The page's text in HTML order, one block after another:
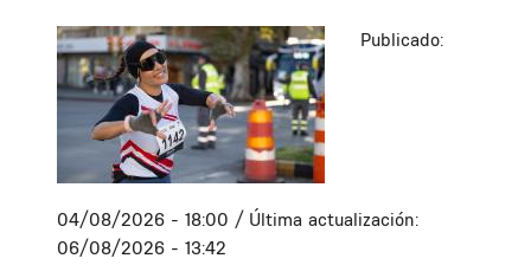
Publicado:
04/08/2026 - 18:00 / Última actualización:
06/08/2026 - 13:42